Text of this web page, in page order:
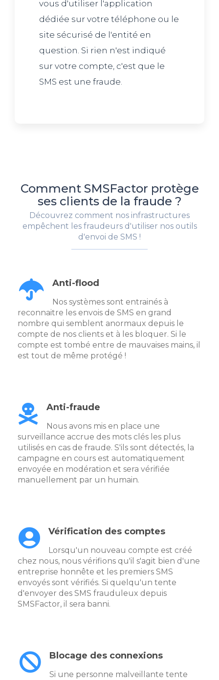
vous d'utiliser l'application
dédiée sur votre téléphone ou le
site sécurisé de l'entité en
question. Si rien n'est indiqué
sur votre compte, c'est que le
SMS est une fraude.
Comment SMSFactor protège
ses clients de la fraude ?
Découvrez comment nos infrastructures
empêchent les fraudeurs d'utiliser nos outils
d'envoi de SMS !
Anti-flood
Nos systèmes sont entrainés à
reconnaitre les envois de SMS en grand
nombre qui semblent anormaux depuis le
compte de nos clients et à les bloquer. Si le
compte est tombé entre de mauvaises mains, il
est tout de même protégé !
Anti-fraude
Nous avons mis en place une
surveillance accrue des mots clés les plus
utilisés en cas de fraude. S'ils sont détectés, la
campagne en cours est automatiquement
envoyée en modération et sera vérifiée
manuellement par un humain.
Vérification des comptes
Lorsqu'un nouveau compte est créé
chez nous, nous vérifions qu'il s'agit bien d'une
entreprise honnête et les premiers SMS
envoyés sont vérifiés. Si quelqu'un tente
d'envoyer des SMS frauduleux depuis
SMSFactor, il sera banni.
Blocage des connexions
Si une personne malveillante tente